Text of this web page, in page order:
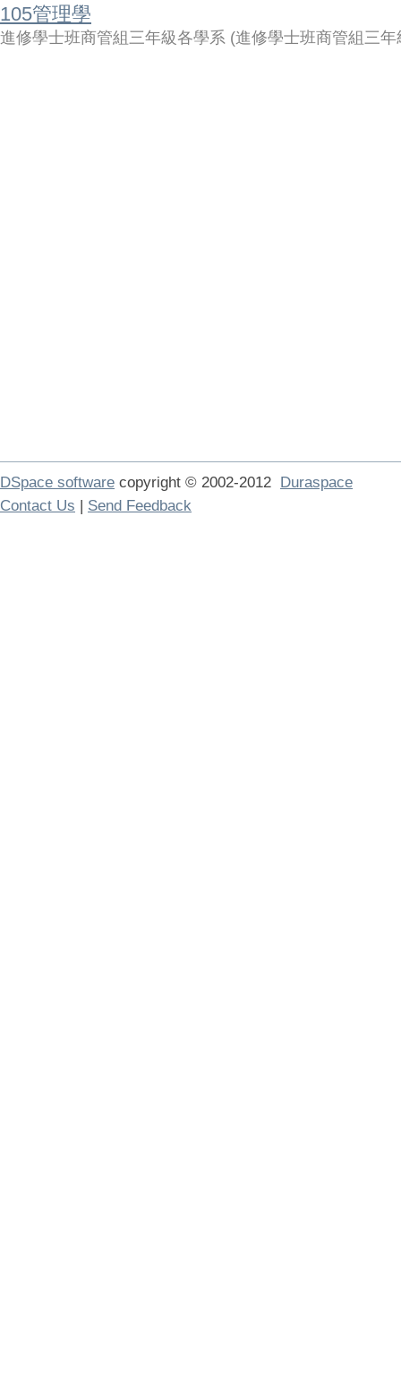
105管理學
進修學士班商管組三年級各學系 (進修學士班商管組三年
DSpace software copyright © 2002-2012 Duraspace
Contact Us | Send Feedback